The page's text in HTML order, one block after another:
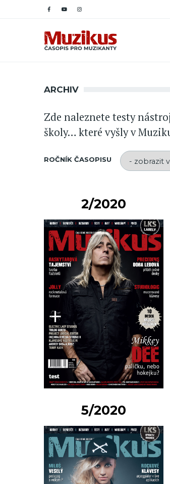
ARCHIV
Zde naleznete testy
školy… které vyšly v
ROČNÍK ČASOPISU
2/2020
5/2020